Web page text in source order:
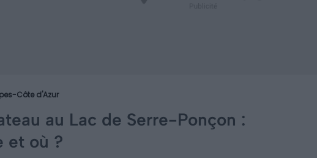
Côte d'Azur
au Lac de Serre-Ponçon :
et où ?